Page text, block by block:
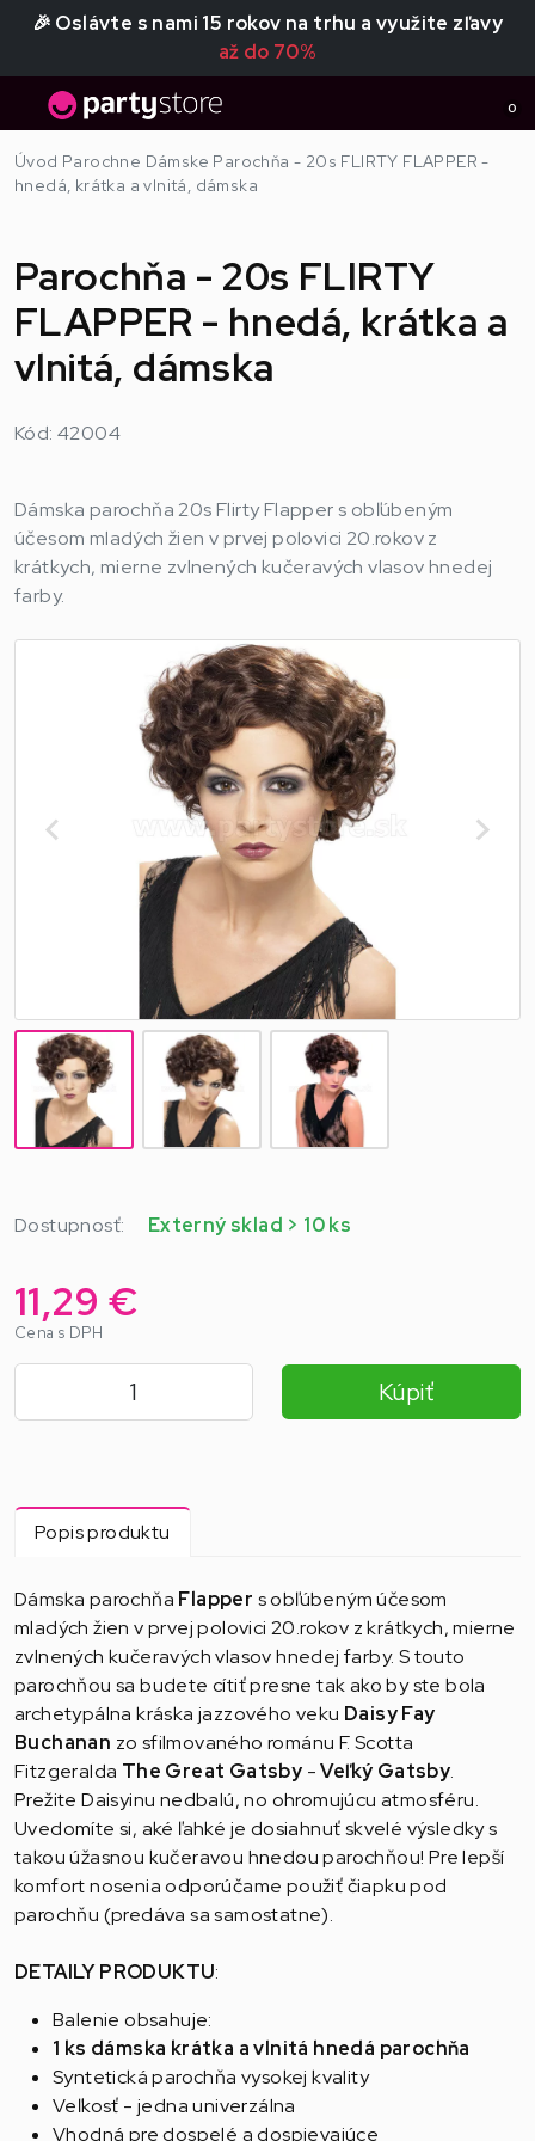
🎉 Oslávte s nami 15 rokov na trhu a využite zľavy
až do 70%
0
Úvod Parochne Dámske Parochňa - 20s FLIRTY FLAPPER -
hnedá, krátka a vlnitá, dámska
Parochňa - 20s FLIRTY
FLAPPER - hnedá, krátka a
vlnitá, dámska
Kód: 42004
Dámska parochňa 20s Flirty Flapper s obľúbeným
účesom mladých žien v prvej polovici 20.rokov z
krátkych, mierne zvlnených kučeravých vlasov hnedej
farby.
Dostupnosť: Externý sklad > 10 ks
11,29 €
Cena s DPH
Kúpiť
Popis produktu
Dámska parochňa Flapper s obľúbeným účesom
mladých žien v prvej polovici 20.rokov z krátkych, mierne
zvlnených kučeravých vlasov hnedej farby. S touto
parochňou sa budete cítiť presne tak ako by ste bola
archetypálna kráska jazzového veku Daisy Fay
Buchanan zo sfilmovaného románu F. Scotta
Fitzgeralda The Great Gatsby -Veľký Gatsby.
Prežite Daisyinu nedbalú, no ohromujúcu atmosféru.
Uvedomíte si, aké ľahké je dosiahnuť skvelé výsledky s
takou úžasnou kučeravou hnedou parochňou! Pre lepší
komfort nosenia odporúčame použiť čiapku pod
parochňu (predáva sa samostatne).
DETAILY PRODUKTU:
Balenie obsahuje:
1 ks dámska krátka a vlnitá hnedá parochňa
Syntetická parochňa vysokej kvality
Veľkosť - jedna univerzálna
Vhodná pre dospelé a dospievajúce